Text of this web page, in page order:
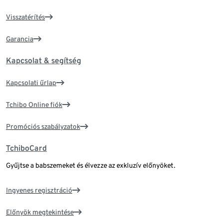
Visszatérítés
Garancia
Kapcsolat & segítség
Kapcsolati űrlap
Tchibo Online fiók
Promóciós szabályzatok
TchiboCard
Gyűjtse a babszemeket és élvezze az exkluzív előnyöket.
Ingyenes regisztráció
Előnyök megtekintése